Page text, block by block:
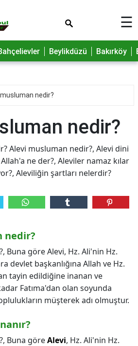
☰
Beylikdüzü Bakırköy
nedir?
nedir?
Alevi musluman nedir?, Alevi dini
ne der?, Aleviler namaz kılar
Aleviliğin şartları nelerdir?
nedir?
Buna göre Alevi, Hz. Ali'nin Hz.
devlet başkanlığına Allah ve Hz.
tayin edildiğine inanan ve
Fatıma'dan olan soyunda
müşterek adı olmuştur.
Buna göreAlevi, Hz. Ali'nin Hz.